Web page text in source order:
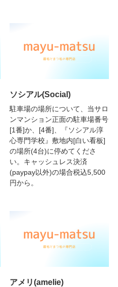
ソシアル(Social)
駐車場の場所について、当サロ
ンマンション正面の駐車場番号
[1番]か、[4番]、『ソシアル淳
心専門学校』敷地内[白い看板]
の場所(4台)に停めてくださ
い。キャッシュレス決済
(paypay以外)の場合税込5,500
円から。
アメリ(amelie)